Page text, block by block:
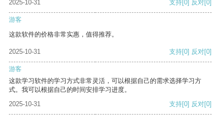
2025-10-31
支持[0] 反对[0]
游客
这款软件的价格非常实惠，值得推荐。
2025-10-31 支持[0] 反对[0]
游客
这款学习软件的学习方式非常灵活，可以根据自己的需求选择学习方
式。我可以根据自己的时间安排学习进度。
2025-10-31
支持[0] 反对[0]